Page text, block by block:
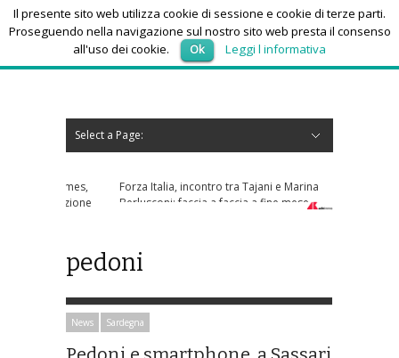
giovedì 6, Agosto 2026
Select a Page:
Forza Italia, incontro tra Tajani e Marina
Berlusconi: faccia a faccia a fine mese
pedoni
News Sardegna
Il presente sito web utilizza cookie di sessione e cookie di terze parti.
Proseguendo nella navigazione sul nostro sito web presta il consenso
all'uso dei cookie.
Ok Leggi l informativa